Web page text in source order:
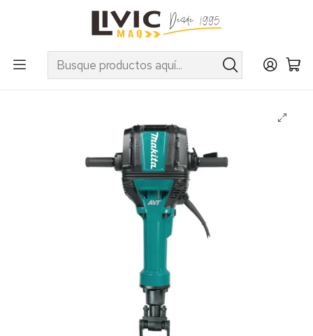
UTILIZA EL CUPÓN "INVIERNO10" EN PRODUCTOS SELECCIONADOS
Herramientas Eléctricas e Inalámbricas
Demoledores
Demoledor Hexagonal 28.6mm 2000W HM1812